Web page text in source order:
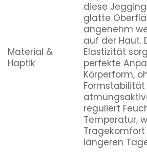
Material &
Haptik
diese
glatte
angenehm
auf der Haut.
Elastizität
perfekte
Körperform,
Formstabilität
reguliert
Temperatur,
längeren